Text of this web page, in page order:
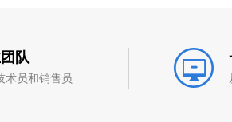
队
术员和销售员